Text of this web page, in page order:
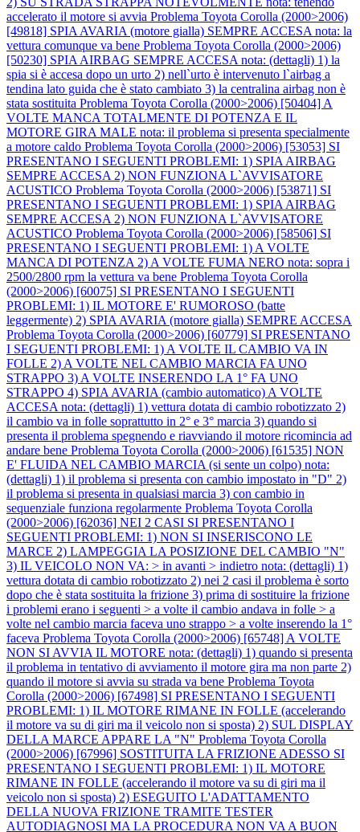
accelerato il motore si avvia Problema Toyota Corolla (2000>2006)
[49818] SPIA AVARIA (motore gialla) SEMPRE ACCESA nota: la
vettura comunque va bene Problema Toyota Corolla (2000>2006)
[50230] SPIA AIRBAG SEMPRE ACCESA nota: (dettagli) 1) la
spia si è accesa dopo un urto 2) nell`urto è intervenuto l`airbag a
tendina lato guida che è stato cambiato 3) la centralina airbag non è
stata sostituita Problema Toyota Corolla (2000>2006) [50404] A
VOLTE MANCA TOTALMENTE DI POTENZA E IL
MOTORE GIRA MALE nota: il problema si presenta specialmente
a motore caldo Problema Toyota Corolla (2000>2006) [53053] SI
PRESENTANO I SEGUENTI PROBLEMI: 1) SPIA AIRBAG
SEMPRE ACCESA 2) NON FUNZIONA L`AVVISATORE
ACUSTICO Problema Toyota Corolla (2000>2006) [53871] SI
PRESENTANO I SEGUENTI PROBLEMI: 1) SPIA AIRBAG
SEMPRE ACCESA 2) NON FUNZIONA L`AVVISATORE
ACUSTICO Problema Toyota Corolla (2000>2006) [58506] SI
PRESENTANO I SEGUENTI PROBLEMI: 1) A VOLTE
MANCA DI POTENZA 2) A VOLTE FUMA NERO nota: sopra i
2500/2800 rpm la vettura va bene Problema Toyota Corolla
(2000>2006) [60075] SI PRESENTANO I SEGUENTI
PROBLEMI: 1) IL MOTORE E' RUMOROSO (batte
leggermente) 2) SPIA AVARIA (motore gialla) SEMPRE ACCESA
Problema Toyota Corolla (2000>2006) [60779] SI PRESENTANO
I SEGUENTI PROBLEMI: 1) A VOLTE IL CAMBIO VA IN
FOLLE 2) A VOLTE NEL CAMBIO MARCIA FA UNO
STRAPPO 3) A VOLTE INSERENDO LA 1° FA UNO
STRAPPO 4) SPIA AVARIA (cambio automatico) A VOLTE
ACCESA nota: (dettagli) 1) vettura dotata di cambio robotizzato 2)
il cambio va in folle soprattutto in 2° e 3° marcia 3) quando si
presenta il problema spegnendo e riavviando il motore ricomincia ad
andare bene Problema Toyota Corolla (2000>2006) [61535] NON
E' FLUIDA NEL CAMBIO MARCIA (si sente un colpo) nota:
(dettagli) 1) il problema si presenta con cambio impostato in "D" 2)
il problema si presenta in qualsiasi marcia 3) con cambio in
sequenziale funziona regolarmente Problema Toyota Corolla
(2000>2006) [62036] NEI 2 CASI SI PRESENTANO I
SEGUENTI PROBLEMI: 1) NON SI INSERISCONO LE
MARCE 2) LAMPEGGIA LA POSIZIONE DEL CAMBIO "N"
3) IL VEICOLO NON VA: > in avanti > indietro nota: (dettagli) 1)
vettura dotata di cambio robotizzato 2) nei 2 casi il problema è sorto
dopo che è stata sostituita la frizione 3) prima di sostituire la frizione
i problemi erano i seguenti > a volte il cambio andava in folle > a
volte nel cambio marcia faceva uno strappo > a volte inserendo la 1°
faceva Problema Toyota Corolla (2000>2006) [65748] A VOLTE
NON SI AVVIA IL MOTORE nota: (dettagli) 1) quando si presenta
il problema in tentativo di avviamento il motore gira ma non parte 2)
quando il motore si avvia su strada va bene Problema Toyota
Corolla (2000>2006) [67498] SI PRESENTANO I SEGUENTI
PROBLEMI: 1) IL MOTORE RIMANE IN FOLLE (accelerando
il motore va su di giri ma il veicolo non si sposta) 2) SUL DISPLAY
DELLA MARCE APPARE LA "N" Problema Toyota Corolla
(2000>2006) [67996] SOSTITUITA LA FRIZIONE ADESSO SI
PRESENTANO I SEGUENTI PROBLEMI: 1) IL MOTORE
RIMANE IN FOLLE (accelerando il motore va su di giri ma il
veicolo non si sposta) 2) ESEGUITO L'ADATTAMENTO
DELLA NUOVA FRIZIONE TRAMITE TESTER
AUTODIAGNOSI MA LA PROCEDURA NON VA A BUON